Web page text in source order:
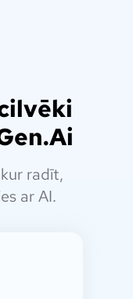
radīt,
ar AI.